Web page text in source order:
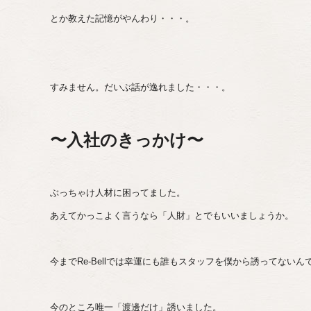
とか教えた記憶がやんわり・・・。
すみません。だいぶ話が逸れました・・・。
〜入社のきっかけ〜
ぶっちゃけ人材に困ってました。
あえてかっこよく言うなら「人財」とでもいいましょうか。
今までRe-Bellでは幸運にも誰もスタッフを僕から誘ってないん
今のところ唯一「渡邊だけ」誘いました。